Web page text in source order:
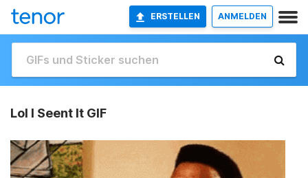
ERSTELLEN ANMELDEN
Lol I Seent It GIF